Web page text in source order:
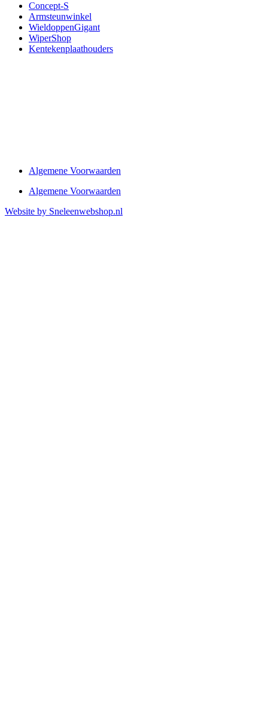
Concept-S
Armsteunwinkel
WieldoppenGigant
WiperShop
Kentekenplaathouders
Algemene Voorwaarden
Algemene Voorwaarden
Website by Sneleenwebshop.nl